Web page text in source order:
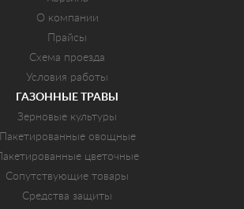
О компании
Прайсы
Схема проезда
Условия работы
ГАЗОННЫЕ ТРАВЫ
Зерновые культуры
Пакетированные овощные
Пакетированные цветочные
Сопутствующие товары
Средства защиты